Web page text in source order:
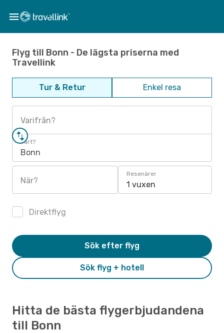
Flyg till Bonn - De lägsta priserna med
Travellink
Tur & Retur Enkel resa
Varifrån?
Vart?
Bonn
När?
Resenärer
1 vuxen
Direktflyg
Sök flyg + hotell
Sök efter flyg
Hitta de bästa flygerbjudandena
till Bonn